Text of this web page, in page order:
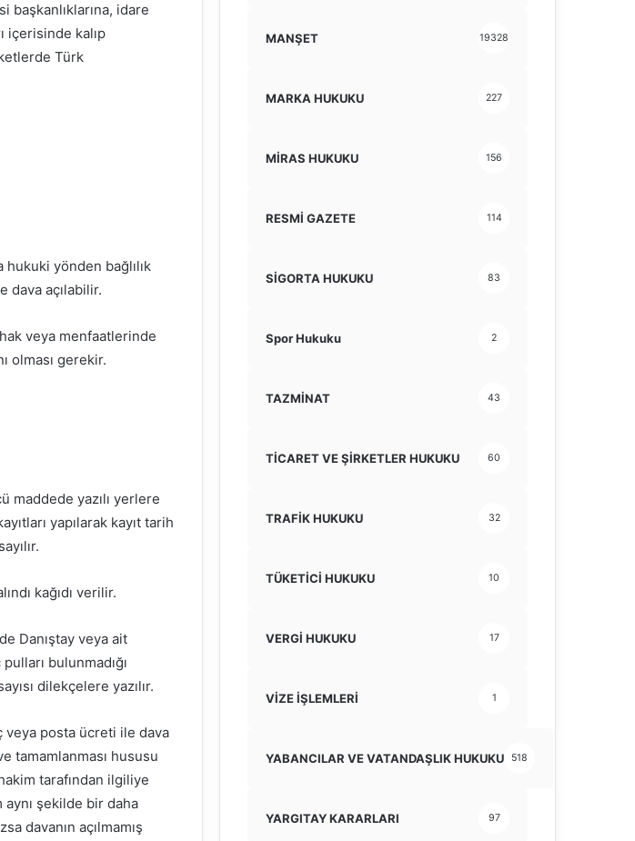
başkanlıklarına, idare
içerisinde kalıp
Türk
hukuki yönden bağlılık
dava açılabilir.
veya menfaatlerinde
olması gerekir.
maddede yazılı yerlere
yapılarak kayıt tarih
kağıdı verilir.
Danıştay veya ait
bulunmadığı
dilekçelere yazılır.
posta ücreti ile dava
tamamlanması hususu
tarafından ilgiliye
şekilde bir daha
davanın açılmamış
MANŞET 19328
MARKA HUKUKU 227
MİRAS HUKUKU 156
RESMİ GAZETE 114
SİGORTA HUKUKU 83
Spor Hukuku 2
TAZMİNAT 43
TİCARET VE ŞİRKETLER HUKUKU 60
TRAFİK HUKUKU 32
TÜKETİCİ HUKUKU 10
VERGİ HUKUKU 17
VİZE İŞLEMLERİ 1
YABANCILAR VE VATANDAŞLIK HUKUKU 518
YARGITAY KARARLARI 97